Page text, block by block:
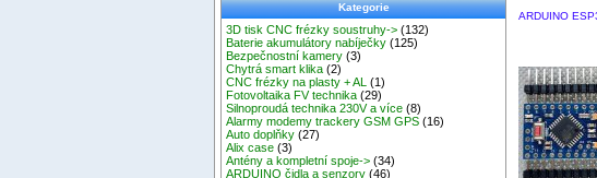
Kategorie
3D tisk CNC frézky soustruhy-> (132)
Baterie akumulátory nabíječky (125)
Bezpečnostní kamery (3)
Chytrá smart klika (2)
CNC frézky na plasty + AL
(1)
Fotovoltaika FV technika (29)
Silnoproudá technika 230V a více (8)
Alarmy modemy trackery GSM GPS (16)
Auto doplňky (27)
Alix case (3)
Antény a kompletní spoje-> (34)
ARDUINO čidla a senzory (46)
ARDUINO